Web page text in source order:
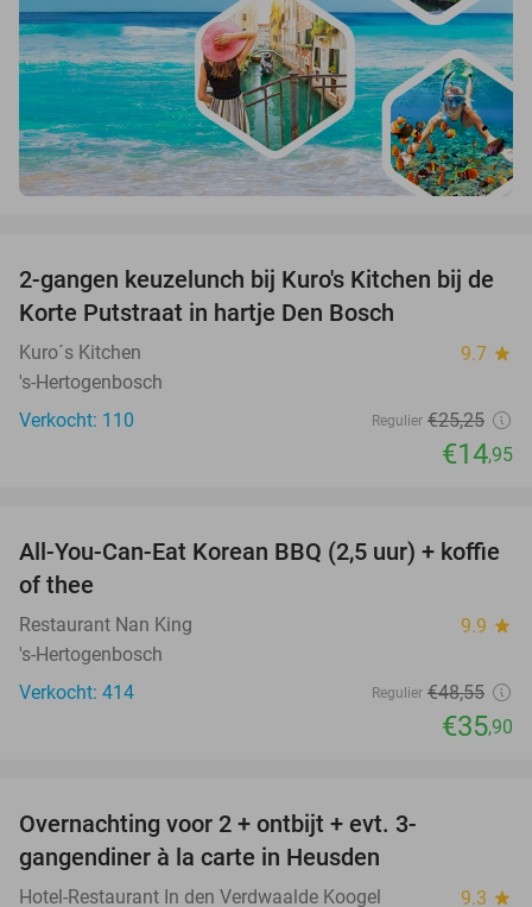
41%
2-gangen keuzelunch bij Kuro's Kitchen bij de
Korte Putstraat in hartje Den Bosch
Kuro´s Kitchen 9.7 star
's-Hertogenbosch
Verkocht: 110
Regulier €25,25
€14,95
26%
All-You-Can-Eat Korean BBQ (2,5 uur) + koffie
of thee
Restaurant Nan King 9.9 star
's-Hertogenbosch
Verkocht: 414
Regulier €48,55
€35,90
Overnachting voor 2 + ontbijt + evt. 3-
gangendiner à la carte in Heusden
Hotel-Restaurant In den Verdwaalde Koogel 9.3 star